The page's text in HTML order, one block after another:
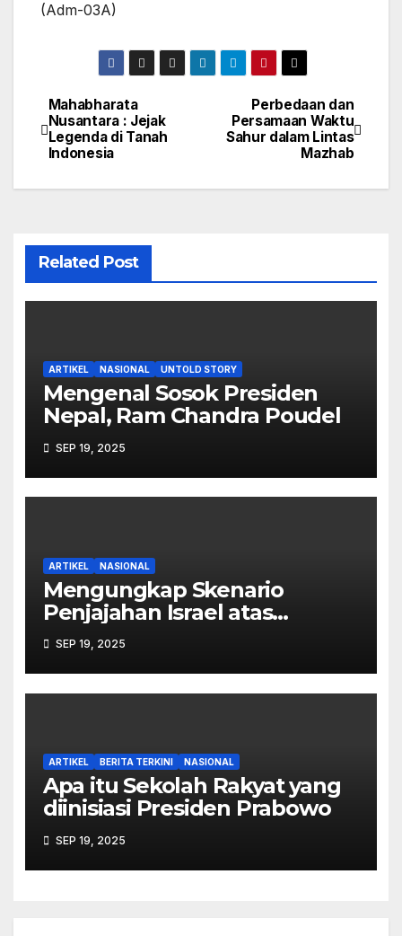
(Adm-03A)
Navigasi
pos
Perbedaan dan
Persamaan Waktu
Sahur dalam Lintas
Mazhab
Mahabharata
Nusantara : Jejak
Legenda di Tanah
Indonesia
Related Post
ARTIKEL NASIONAL UNTOLD STORY
Mengenal Sosok Presiden
Nepal, Ram Chandra Poudel
SEP 19, 2025
ARTIKEL NASIONAL
Mengungkap Skenario
Penjajahan Israel atas
Palestina dalam Buku Ilan
Pappé
SEP 19, 2025
ARTIKEL BERITA TERKINI NASIONAL
Apa itu Sekolah Rakyat yang
diinisiasi Presiden Prabowo
SEP 19, 2025